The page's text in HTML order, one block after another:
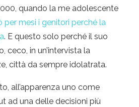
quando la me adolescente
per mesi i genitori perché la
. E questo solo perché il suo
ceco, in un’intervista la
città da sempre idolatrata.
all’apparenza uno come
ad una delle decisioni più